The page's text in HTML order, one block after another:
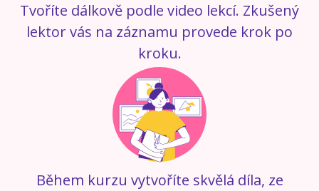
Tvoříte dálkově podle video lekcí. Zkušený
lektor vás na záznamu provede krok po
kroku.
Během kurzu vytvoříte skvělá díla, ze